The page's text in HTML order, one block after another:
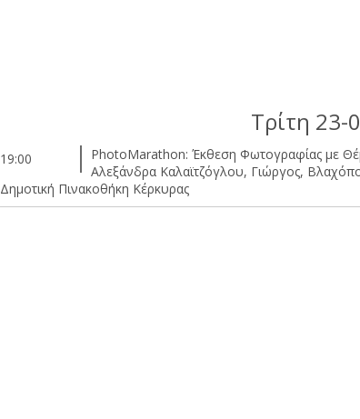
Τρίτη 23-
19:00
PhotoMarathon: Έκθεση Φωτογραφίας με
Αλεξάνδρα Καλαϊτζόγλου, Γιώργος,
Δημοτική Πινακοθήκη Κέρκυρας